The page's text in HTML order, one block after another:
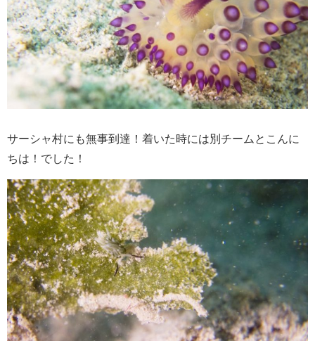
サーシャ村にも無事到達！着いた時には別チームとこんに
ちは！でした！